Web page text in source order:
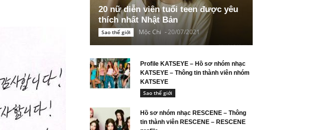
20 nữ diễn viên tuổi teen được yêu
thích nhất Nhật Bản
Sao thế giới Mộc Chi -20/07/2021
Profile KATSEYE – Hồ sơ nhóm nhạc
KATSEYE – Thông tin thành viên nhóm
KATSEYE
Sao thế giới
Hồ sơ nhóm nhạc RESCENE – Thông
tin thành viên RESCENE – RESCENE